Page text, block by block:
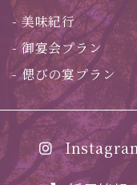
美味紀行
御宴会プラン
偲びの宴プラン